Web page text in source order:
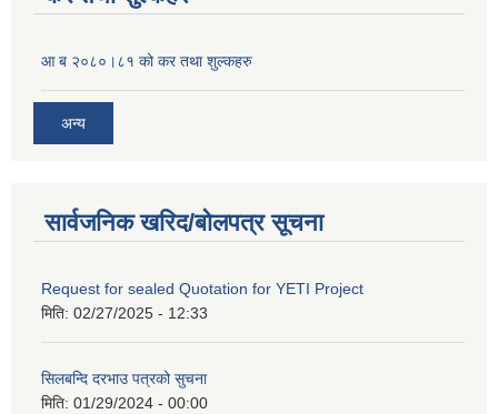
आ ब २०८०।८१ को कर तथा शुल्कहरु
अन्य
सार्वजनिक खरिद/बोलपत्र सूचना
Request for sealed Quotation for YETI Project
मिति: 02/27/2025 - 12:33
सिलबन्दि दरभाउ पत्रको सुचना
मिति: 01/29/2024 - 00:00